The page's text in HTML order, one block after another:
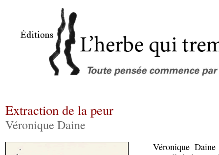
Extraction de la peur
Véronique Daine
Véronique